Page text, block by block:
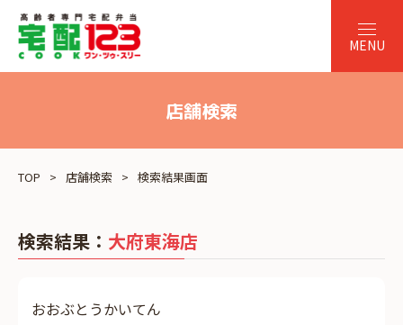
店舗検索
TOP 店舗検索 検索結果画面
検索結果： 大府東海店
おおぶとうかいてん